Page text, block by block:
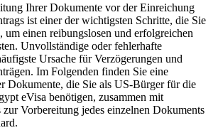
Ihrer Dokumente vor der Einreichung
ist einer der wichtigsten Schritte, die Sie
um einen reibungslosen und erfolgreichen
Unvollständige oder fehlerhafte
Ursache für Verzögerungen und
Im Folgenden finden Sie eine
Dokumente, die Sie als US-Bürger für die
eVisa benötigen, zusammen mit
Vorbereitung jedes einzelnen Dokuments